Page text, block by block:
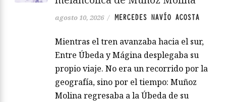
agosto 10, 2026 / MERCEDES NAVÍO ACOSTA
Mientras el tren avanzaba hacia el sur,
Entre Úbeda y Mágina desplegaba su
propio viaje. No era un recorrido por la
geografía, sino por el tiempo: Muñoz
Molina regresaba a la Úbeda de su